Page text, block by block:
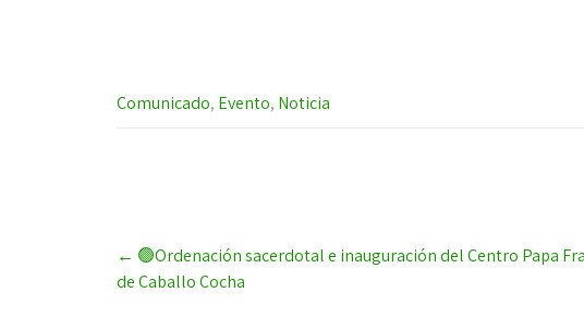
Comunicado, Evento, Noticia
Post
navigation
← 🟢Ordenación sacerdotal e inauguración del Centro Papa
de Caballo Cocha